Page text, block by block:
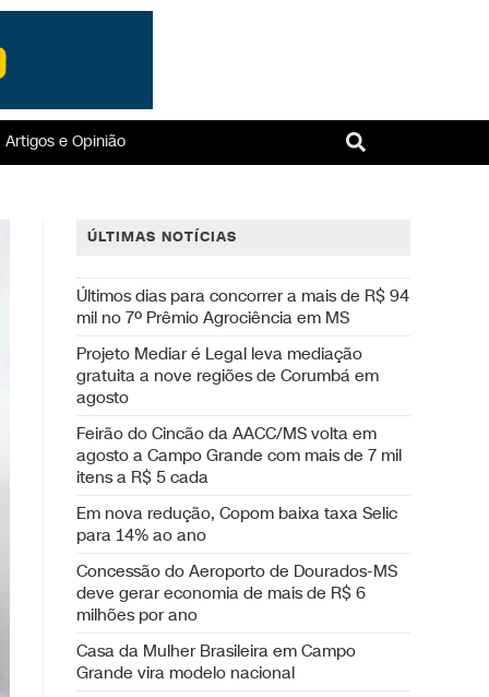
Artigos e Opinião
ÚLTIMAS NOTÍCIAS
Últimos dias para concorrer a mais de R$ 94
mil no 7º Prêmio Agrociência em MS
Projeto Mediar é Legal leva mediação
gratuita a nove regiões de Corumbá em
agosto
Feirão do Cincão da AACC/MS volta em
agosto a Campo Grande com mais de 7 mil
itens a R$ 5 cada
Em nova redução, Copom baixa taxa Selic
para 14% ao ano
Concessão do Aeroporto de Dourados-MS
deve gerar economia de mais de R$ 6
milhões por ano
Casa da Mulher Brasileira em Campo
Grande vira modelo nacional